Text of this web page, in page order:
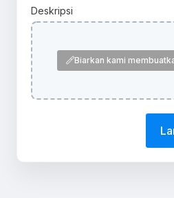
Deskripsi
Biarkan kami